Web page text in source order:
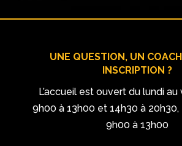
UNE QUESTION, UN
INSCRIPTION ?
L’accueil est ouvert du lundi
9h00 à 13h00 et 14h30 à
9h00 à 13h00